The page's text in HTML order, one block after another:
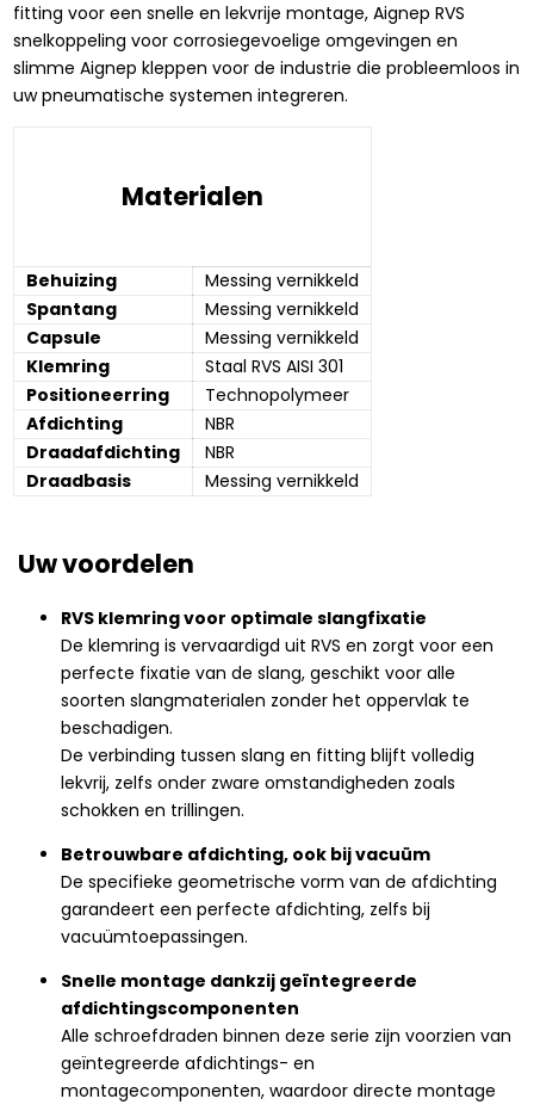
fitting voor een snelle en lekvrije montage, Aignep RVS
snelkoppeling voor corrosiegevoelige omgevingen en
slimme Aignep kleppen voor de industrie die probleemloos in
uw pneumatische systemen integreren.
Materialen
Behuizing
Messing vernikkeld
Spantang
Messing vernikkeld
Capsule
Messing vernikkeld
Klemring
Staal RVS AISI 301
Positioneerring
Technopolymeer
Afdichting
NBR
Draadafdichting
NBR
Draadbasis
Messing vernikkeld
Uw voordelen
RVS klemring voor optimale slangfixatie
De klemring is vervaardigd uit RVS en zorgt voor een
perfecte fixatie van de slang, geschikt voor alle
soorten slangmaterialen zonder het oppervlak te
beschadigen.
De verbinding tussen slang en fitting blijft volledig
lekvrij, zelfs onder zware omstandigheden zoals
schokken en trillingen.
Betrouwbare afdichting, ook bij vacuüm
De specifieke geometrische vorm van de afdichting
garandeert een perfecte afdichting, zelfs bij
vacuümtoepassingen.
Snelle montage dankzij geïntegreerde
afdichtingscomponenten
Alle schroefdraden binnen deze serie zijn voorzien van
geïntegreerde afdichtings- en
montagecomponenten, waardoor directe montage